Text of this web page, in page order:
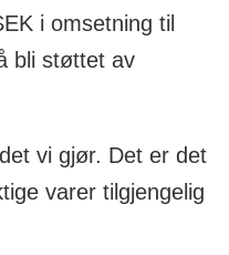
i omsetning til
bli støttet av
vi gjør. Det er det
varer tilgjengelig